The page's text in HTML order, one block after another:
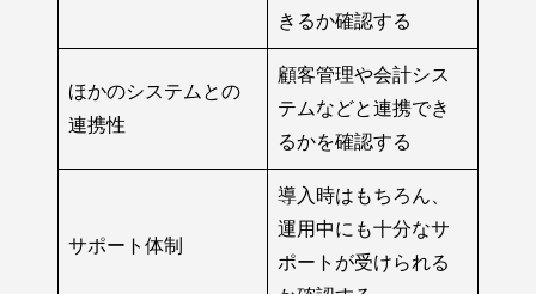
きるか確認する
ほかのシステムとの
連携性
顧客管理や会計シス
テムなどと連携でき
るかを確認する
サポート体制
導入時はもちろん、
運用中にも十分なサ
ポートが受けられる